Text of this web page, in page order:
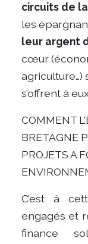
circuits de
les
leur argent
cœur
agriculture…)
s’offrent à
COMMENT
BRETAGNE
PROJETS A
C’est à
engagés et
finance